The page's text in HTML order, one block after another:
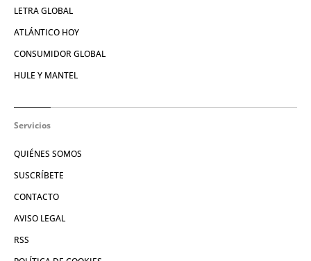
LETRA GLOBAL
ATLÁNTICO HOY
CONSUMIDOR GLOBAL
HULE Y MANTEL
Servicios
QUIÉNES SOMOS
SUSCRÍBETE
CONTACTO
AVISO LEGAL
RSS